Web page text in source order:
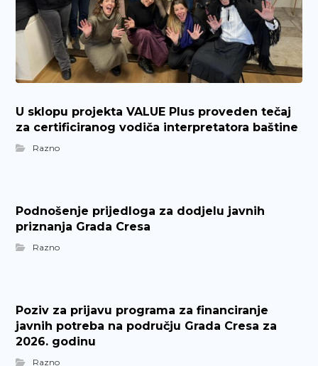
U sklopu projekta VALUE Plus proveden tečaj
za certificiranog vodiča interpretatora baštine
Razno
Podnošenje prijedloga za dodjelu javnih
priznanja Grada Cresa
Razno
Poziv za prijavu programa za financiranje
javnih potreba na području Grada Cresa za
2026. godinu
Razno